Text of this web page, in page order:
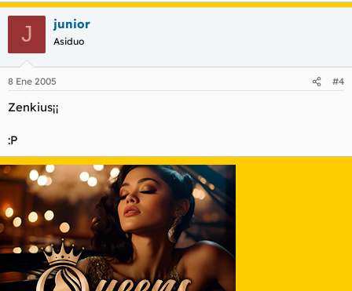
J junior
Asiduo
8 Ene 2005 #4
Zenkius¡¡
:P